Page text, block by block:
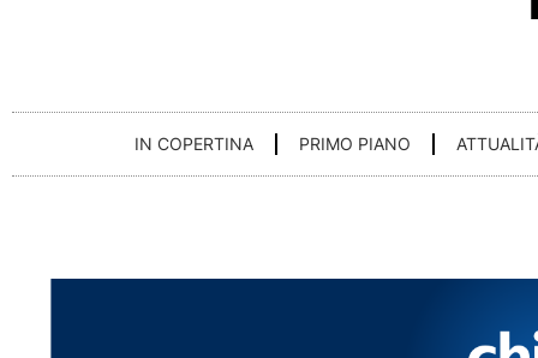
IN COPERTINA PRIMO PIANO